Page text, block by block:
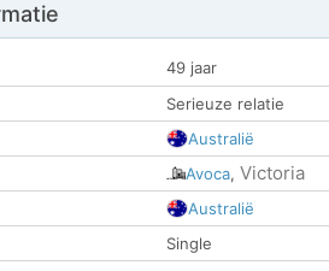
49 jaar
Serieuze relatie
Australië
Avoca, Victoria
Australië
Single